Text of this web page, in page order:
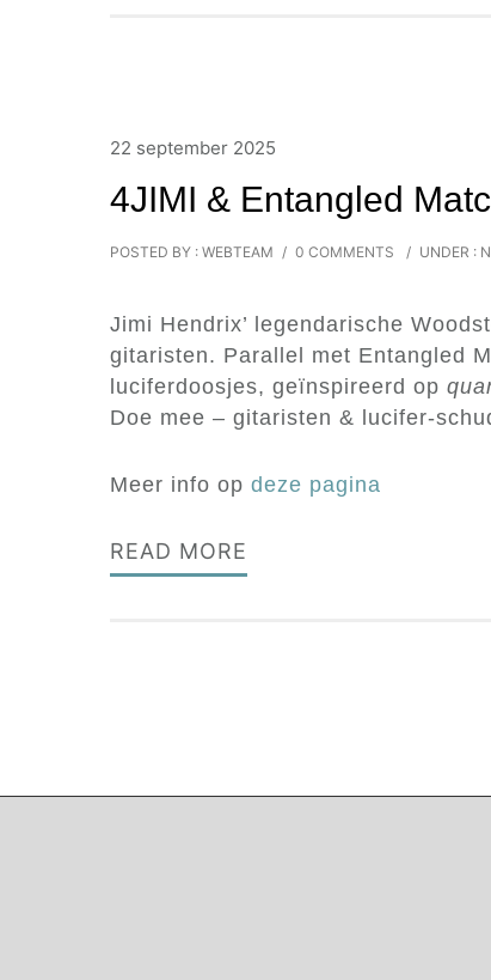
22 september 2025
4JIMI & Entangled
POSTED BY : WEBTEAM / 0 COMMENTS / UNDER :
Jimi Hendrix’ legendarische
gitaristen. Parallel met Entangled
luciferdoosjes, geïnspireerd op
Doe mee – gitaristen & lucifer-
Meer info op deze pagina
READ MORE